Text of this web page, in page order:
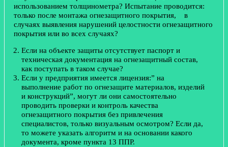
использованием толщинометра? Испытание проводится:
только после монтажа огнезащитного покрытия, в
случаях выявления нарушений целостности огнезащитного
покрытия или во всех случаях?
Если на объекте защиты отсутствует паспорт и
техническая документация на огнезащитный состав,
как поступать в таком случае?
Если у предприятия имеется лицензия:” на
выполнение работ по огнезащите материалов, изделий
и конструкций”, могут ли они самостоятельно
проводить проверки и контроль качества
огнезащитного покрытия без привлечения
специалистов, только визуальным осмотром? Если да,
то можете указать алгоритм и на основании какого
документа, кроме пункта 13 ППР.